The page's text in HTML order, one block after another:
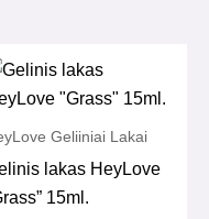
Geliiniai Lakai
lakas HeyLove
15ml.